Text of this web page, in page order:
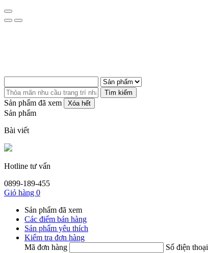
Tìm kiếm
Sản phẩm đã xem Xóa hết
Sản phẩm
Bài viết
Hotline tư vấn
0899-189-455
Giỏ hàng 0
Sản phẩm đã xem
Các điểm bán hàng
Sản phẩm yêu thích
Kiểm tra đơn hàng
Mã đơn hàng
Số điện thoại